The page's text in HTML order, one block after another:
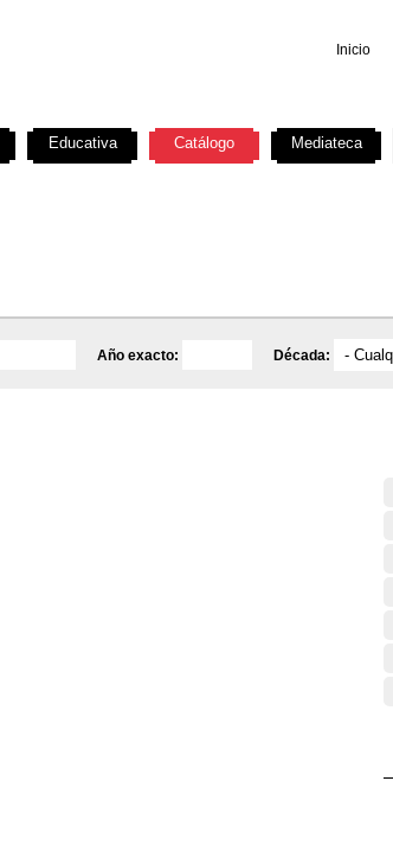
Inicio
Año exacto: Década:
Educativa Catálogo Mediateca